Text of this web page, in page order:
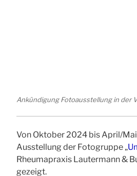
Ankündigung Fotoausstellung in der
Von Oktober 2024 bis April/
Ausstellung der Fotogruppe „
Rheumapraxis Lautermann &
gezeigt.